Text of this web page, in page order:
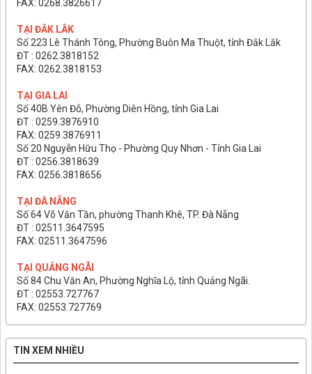
FAX: 0268.3826617
TẠI ĐẮK LẮK
Số 223 Lê Thánh Tông, Phường Buôn Ma Thuột, tỉnh Đắk Lắk
ĐT : 0262.3818152
FAX: 0262.3818153
TẠI GIA LAI
Số 40B Yên Đỗ, Phường Diên Hồng, tỉnh Gia Lai
ĐT : 0259.3876910
FAX: 0259.3876911
Số 20 Nguyễn Hữu Thọ - Phường Quy Nhơn - Tỉnh Gia Lai
ĐT : 0256.3818639
FAX: 0256.3818656
TẠI ĐÀ NẴNG
Số 64 Võ Văn Tần, phường Thanh Khê, TP. Đà Nẵng
ĐT : 02511.3647595
FAX: 02511.3647596
TẠI QUẢNG NGÃI
Số 84 Chu Văn An, Phường Nghĩa Lộ, tỉnh Quảng Ngãi.
ĐT : 02553.727767
FAX: 02553.727769
TIN XEM NHIỀU